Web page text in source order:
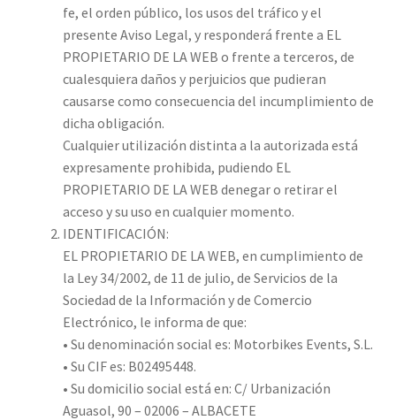
fe, el orden público, los usos del tráfico y el
presente Aviso Legal, y responderá frente a EL
PROPIETARIO DE LA WEB o frente a terceros, de
cualesquiera daños y perjuicios que pudieran
causarse como consecuencia del incumplimiento de
dicha obligación.
Cualquier utilización distinta a la autorizada está
expresamente prohibida, pudiendo EL
PROPIETARIO DE LA WEB denegar o retirar el
acceso y su uso en cualquier momento.
IDENTIFICACIÓN:
EL PROPIETARIO DE LA WEB, en cumplimiento de
la Ley 34/2002, de 11 de julio, de Servicios de la
Sociedad de la Información y de Comercio
Electrónico, le informa de que:
• Su denominación social es: Motorbikes Events, S.L.
• Su CIF es: B02495448.
• Su domicilio social está en: C/ Urbanización
Aguasol, 90 – 02006 – ALBACETE